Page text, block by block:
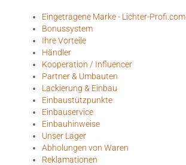
Eingetragene Marke - Lichter-Profi.com
Bonussystem
Ihre Vorteile
Händler
Kooperation / Influencer
Partner & Umbauten
Lackierung & Einbau
Einbaustützpunkte
Einbauservice
Einbauhinweise
Unser Lager
Abholungen von Waren
Reklamationen